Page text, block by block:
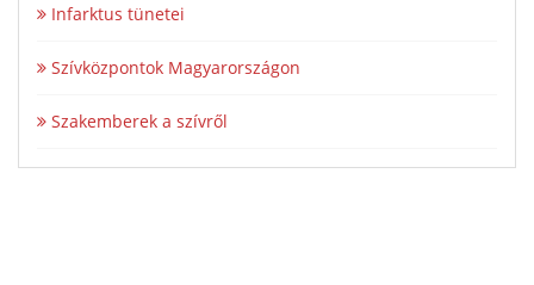
Infarktus tünetei
Szívközpontok Magyarországon
Szakemberek a szívről